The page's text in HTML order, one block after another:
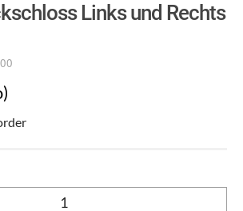
Links und Rechts